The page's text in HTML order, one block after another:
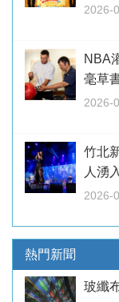
2026-
NBA
毫草
2026-
竹北
人湧入
2026-
熱門新聞
玻纖